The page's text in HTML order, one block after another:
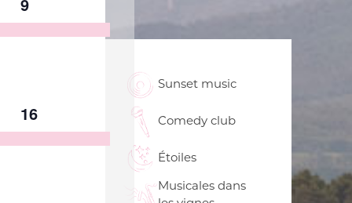
évènement,
1
évènement,
16
Sunset music
Comedy club
Étoiles
Musicales dans